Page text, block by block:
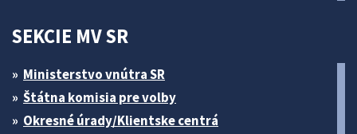
SEKCIE MV SR
Ministerstvo vnútra SR
Štátna komisia pre volby
Okresné úrady/Klientske centrá